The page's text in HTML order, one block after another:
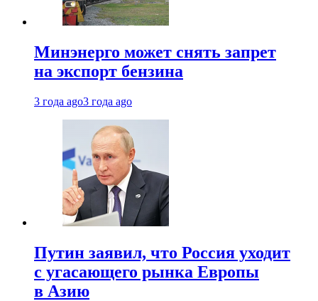
Минэнерго может снять запрет
на экспорт бензина
3 года ago3 года ago
Путин заявил, что Россия уходит
с угасающего рынка Европы
в Азию